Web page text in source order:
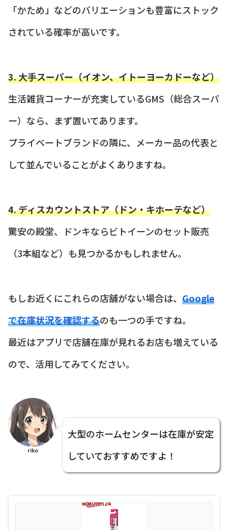
「かため」などのバリエーションも豊富にストック
されている確率が高いです。
3. 大手スーパー（イオン、イトーヨーカドーなど）
生活雑貨コーナーが充実しているGMS（総合スーパ
ー）なら、まず置いてあります。
プライベートブランドの隣に、メーカー品の代表と
して並んでいることがよくありますね。
4. ディスカウントストア（ドン・キホーテなど）
驚安の殿堂、ドンキならビトイーンのセット販売
（3本組など）も見つかるかもしれません。
もしお近くにこれらの店舗がない場合は、 Google
で在庫状況を確認するのも一つの手ですね。
最近はアプリで店舗在庫が見れるお店も増えている
ので、活用してみてください。
riko
大型のホームセンターは在庫が安定
していておすすめですよ！